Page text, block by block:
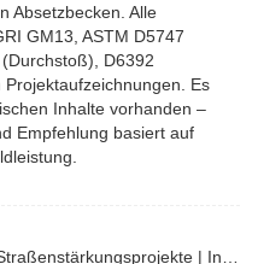
Absetzbecken. Alle
GM13, ASTM D5747
D6392
Es
Inhalte vorhanden –
Empfehlung basiert auf